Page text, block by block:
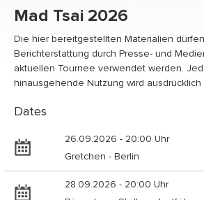
Mad Tsai 2026
Die hier bereitgestellten Materialien
Berichterstattung durch Presse- und
aktuellen Tournee verwendet werden.
hinausgehende Nutzung wird ausdrücklich
Dates
26.09.2026 - 20:00 Uhr
Gretchen - Berlin
28.09.2026 - 20:00 Uhr